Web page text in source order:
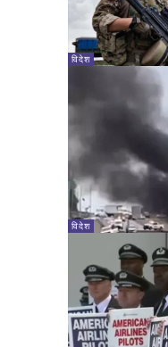
विदेश
विदेश